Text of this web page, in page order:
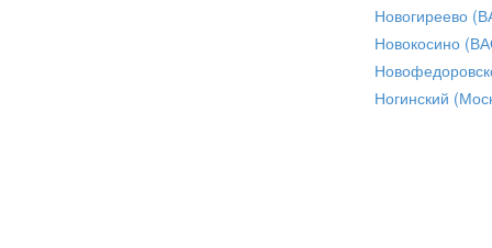
Новогиреево
Новокосино
Ногинский